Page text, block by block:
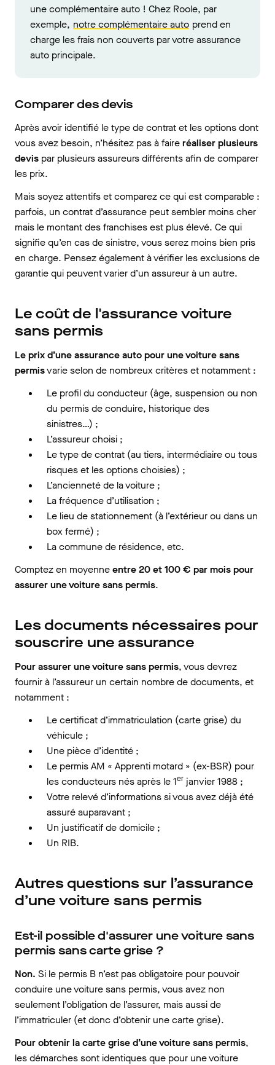
une complémentaire auto ! Chez Roole, par
exemple, notre complémentaire auto prend en
charge les frais non couverts par votre assurance
auto principale.
Comparer des devis
Après avoir identifié le type de contrat et les options dont
vous avez besoin, n’hésitez pas à faireréaliser plusieurs
devis par plusieurs assureurs différents afin de comparer
les prix.
Mais soyez attentifs et comparez ce qui est comparable :
parfois, un contrat d’assurance peut sembler moins cher
mais le montant des franchises est plus élevé. Ce qui
signifie qu’en cas de sinistre, vous serez moins bien pris
en charge. Pensez également à vérifier les exclusions de
garantie qui peuvent varier d’un assureur à un autre.
Le coût de l'assurance voiture
sans permis
Le prix d’une assurance auto pour une voiture sans
permisvarie selon de nombreux critères et notamment :
Le profil du conducteur (âge, suspension ou non
du permis de conduire, historique des
sinistres…) ;
L’assureur choisi ;
Le type de contrat (au tiers, intermédiaire ou tous
risques et les options choisies) ;
L’ancienneté de la voiture ;
La fréquence d’utilisation ;
Le lieu de stationnement (à l’extérieur ou dans un
box fermé) ;
La commune de résidence, etc.
Comptez en moyenneentre 20 et 100 € par mois pour
assurer une voiture sans permis.
Les documents nécessaires pour
souscrire une assurance
Pour assurer une voiture sans permis, vous devrez
fournir à l’assureur un certain nombre de documents, et
notamment :
Le certificat d’immatriculation (carte grise) du
véhicule ;
Une pièce d’identité ;
Le permis AM « Apprenti motard » (ex-BSR) pour
les conducteurs nés après le 1er janvier 1988 ;
Votre relevé d’informations si vous avez déjà été
assuré auparavant ;
Un justificatif de domicile ;
Un RIB.
Autres questions sur l’assurance
d’une voiture sans permis
Est-il possible d'assurer une voiture sans
permis sans carte grise ?
Non. Si le permis B n’est pas obligatoire pour pouvoir
conduire une voiture sans permis, vous avez non
seulement l’obligation de l’assurer, mais aussi de
l’immatriculer (et donc d’obtenir une carte grise).
Pour obtenir la carte grise d’une voiture sans permis,
les démarches sont identiques que pour une voiture